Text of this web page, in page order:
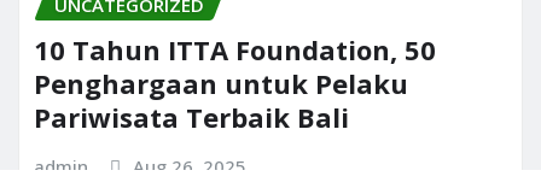
UNCATEGORIZED
10 Tahun ITTA Foundation, 50
Penghargaan untuk Pelaku
Pariwisata Terbaik Bali
admin Aug 26, 2025